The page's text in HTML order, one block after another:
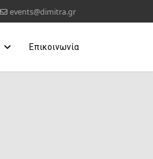
events@dimitra.gr
Επικοινωνία